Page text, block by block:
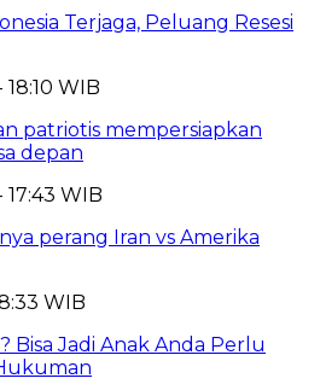
Terjaga, Peluang Resesi
WIB
patriotis mempersiapkan
depan
17:43 WIB
perang Iran vs Amerika
WIB
Bisa Jadi Anak Anda Perlu